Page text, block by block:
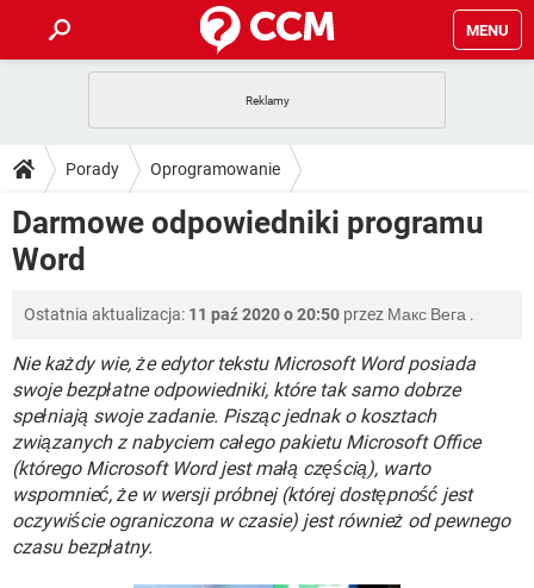
MENU
GRY WHATSAPP
SPOTIFY NETFLIX
INSTAGRAM
PORADY
PlayStation TIKTOK
GRY WHATSAPP
INSTAGRAM FACEBOOK
WINDOWS 10
DO POBRANIA
ANDROID
INSTAGRAM FACEBOOK
WINDOWS 10
FORUM
COVID-19 TIKTOK
GRY WHATSAPP
SPOTIFY NETFLIX
INSTAGRAM FACEBOOK
WINDOWS 10
COVID-19 TIKTOK
GRY WHATSAPP
SPOTIFY NETFLIX
INSTAGRAM FACEBOOK
WINDOWS 10
Porady Oprogramowanie
Oprogramowanie biurowe
Darmowe odpowiedniki programu
Word
Ostatnia aktualizacja: 11 paź 2020 o 20:50 przez Макс Вега .
Nie każdy wie, że edytor tekstu Microsoft Word posiada
swoje bezpłatne odpowiedniki, które tak samo dobrze
spełniają swoje zadanie. Pisząc jednak o kosztach
związanych z nabyciem całego pakietu Microsoft Office
(którego Microsoft Word jest małą częścią), warto
wspomnieć, że w wersji próbnej (której dostępność jest
oczywiście ograniczona w czasie) jest również od pewnego
czasu bezpłatny.